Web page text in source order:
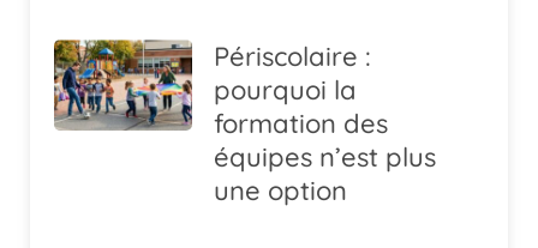
Périscolaire :
pourquoi la
formation des
équipes n’est plus
une option